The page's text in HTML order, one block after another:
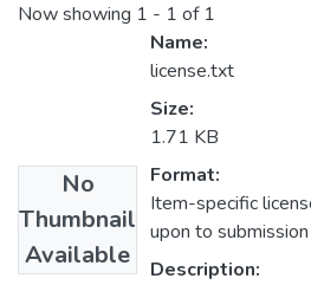
Now showing 1 - 1 of 1
No
Thumbnail
Available
Name:
license.txt
Size:
1.71 KB
Format:
Item-specific
upon to submission
Description: